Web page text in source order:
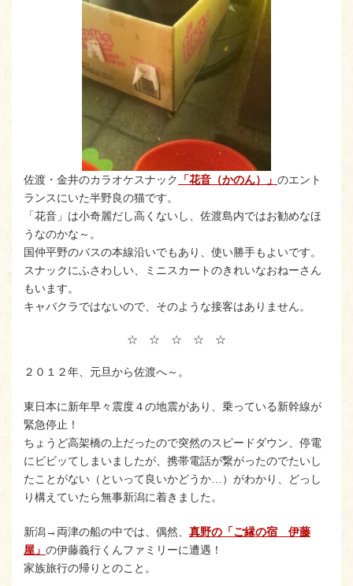
佐渡・金井のカラオケスナック 「花音（かのん）」 のエント
ランスにいた半野良の猫です。
「花音」は小奇麗だし高くないし、佐渡島内ではお勧めなほ
うなのかな～。
国仲平野のバスの本線沿いでもあり、使い勝手もよいです。
スナックにふさわしい、ミニスカートのきれいなおねーさん
もいます。
キャバクラではないので、そのような接客はありません。
☆ ☆ ☆ ☆ ☆
２０１２年、元旦から佐渡へ～。
東日本に新年早々震度４の地震があり、乗っている新幹線が
緊急停止！
ちょうど高架橋の上だったので突然のスピードダウン、停電
にビビッてしまいましたが、携帯電話が繋がったのでたいし
たことがない（といって良いかどうか…）がわかり、どっし
り構えていたら無事新潟に着きました。
新潟→両津の船の中では、偶然、 真野の「ご縁の宿 伊藤
屋」 の伊藤義行くんファミリーに遭遇！
家族旅行の帰りとのこと。